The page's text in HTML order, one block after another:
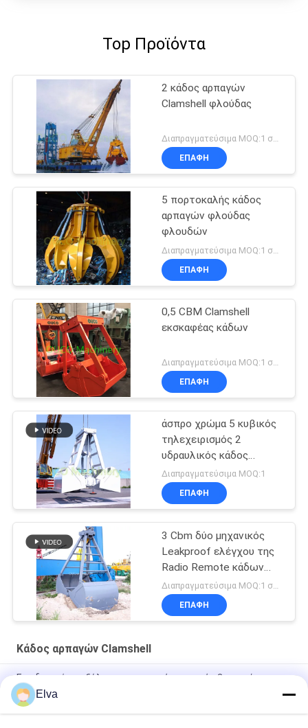
Top Προϊόντα
2 κάδος αρπαγών
Clamshell φλούδας
Διαπραγματεύσιμα MOQ:1 σύνολο
ΕΠΑΦΉ
5 πορτοκαλής κάδος
αρπαγών φλούδας
φλουδών
ΕΠΑΦΉ
0,5 CBM Clamshell
εκσκαφέας κάδων
ΕΠΑΦΉ
άσπρο χρώμα 5 κυβικός
τηλεχειρισμός 2
υδραυλικός κάδος
Clamshell φλούδας
Διαπραγματεύσιμα MOQ:1
ΕΠΑΦΉ
3 Cbm δύο μηχανικός
Leakproof ελέγχου της
Radio Remote κάδων
αρπαγών Clamshell
σχοινιών
Διαπραγματεύσιμα MOQ:1 σύνολο
ΕΠΑΦΉ
Κάδος αρπαγών Clamshell
Εφοδιασμός με ξύλα της μηχανικής αρπαγής 2 σχοινί
Clamshell εκβάθυνσης
Κάδος 100m αρπαγών Clamshell φλούδας δύο ραδιο
Elva